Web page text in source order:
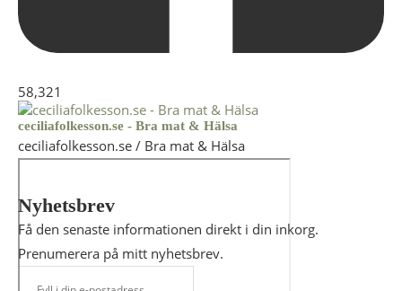
58,321
ceciliafolkesson.se - Bra mat & Hälsa
ceciliafolkesson.se / Bra mat & Hälsa
Nyhetsbrev
Få den senaste informationen direkt i din inkorg.
Prenumerera på mitt nyhetsbrev.